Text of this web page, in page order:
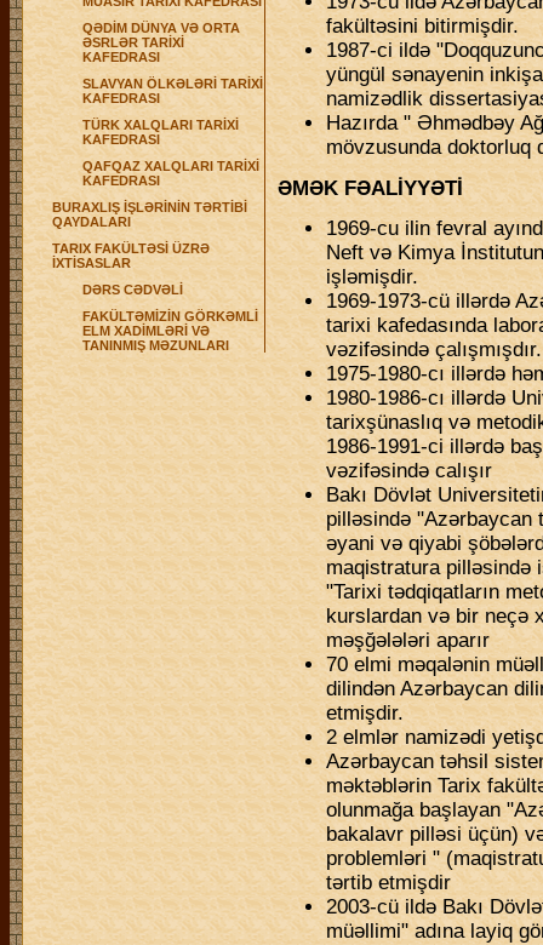
QƏDİM DÜNYA VƏ ORTA
ƏSRLƏR TARİXİ
KAFEDRASI
SLAVYAN ÖLKƏLƏRİ TARİXİ
KAFEDRASI
TÜRK XALQLARI TARİXİ
KAFEDRASI
QAFQAZ XALQLARI TARİXİ
KAFEDRASI
BURAXLIŞ İŞLƏRİNİN TƏRTİBİ
QAYDALARI
TARIX FAKÜLTƏSİ ÜZRƏ
İXTİSASLAR
DƏRS CƏDVƏLİ
FAKÜLTƏMİZİN GÖRKƏMLİ
ELM XADİMLƏRİ VƏ
TANINMIŞ MƏZUNLARI
fakültəsini bitirmişdir.
1987-ci ildə
yüngül sənayenin
namizədlik
Hazırda " Əhmədbəy
mövzusunda doktorluq
ƏMƏK FƏALİYYƏTİ
1969-cu ilin fevral
Neft və Kimya
işləmişdir.
1969-1973-cü illərdə
tarixi kafedasında
vəzifəsində çalışmışdır.
1975-1980-cı illərdə
1980-1986-cı illərdə
tarixşünaslıq və
1986-1991-ci illərdə
vəzifəsində calışır
Bakı Dövlət
pilləsində "Azərbaycan
əyani və qiyabi
maqistratura pilləsində
"Tarixi tədqiqatların
kurslardan və bir neçə
məşğələləri aparır
70 elmi məqalənin
dilindən Azərbaycan
etmişdir.
2 elmlər namizədi
Azərbaycan təhsil
məktəblərin Tarix
olunmağa başlayan
bakalavr pilləsi üçün)
problemləri "
tərtib etmişdir
2003-cü ildə Bakı
müəllimi" adına layiq